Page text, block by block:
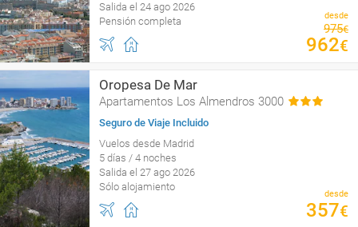
Salida el 24 ago 2026
Pensión completa
desde
975€
962€
Oropesa De Mar
Apartamentos Los Almendros 3000
Seguro de Viaje Incluido
Vuelos desde Madrid
5 días / 4 noches
Salida el 27 ago 2026
Sólo alojamiento
desde
357€